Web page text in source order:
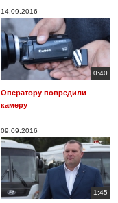
14.09.2016
0:40
Оператору повредили
камеру
09.09.2016
1:45